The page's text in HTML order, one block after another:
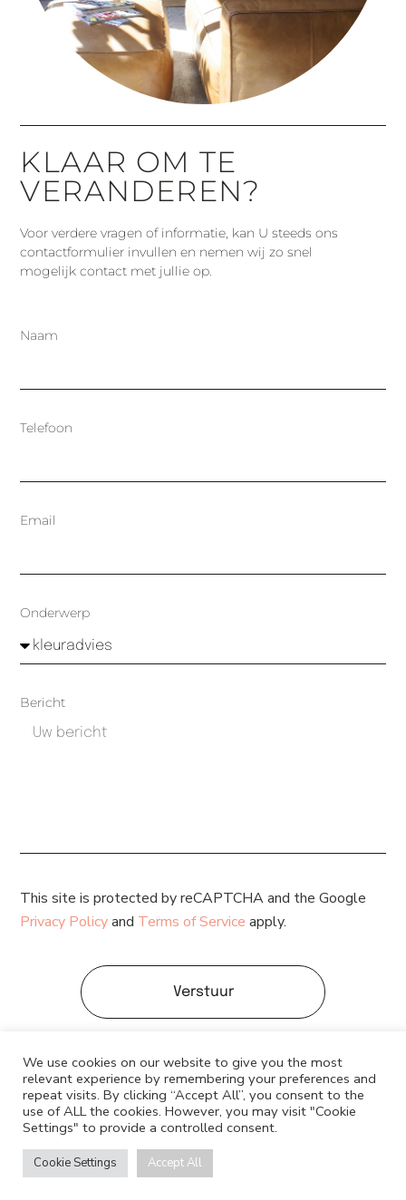
URBAN
STIJL
KLAAR OM TE
VERANDEREN?
Voor verdere vragen of informatie, kan U steeds ons
contactformulier invullen en nemen wij zo snel
mogelijk contact met jullie op.
Naam
Telefoon
Email
Onderwerp
Bericht
This site is protected by reCAPTCHA and the Google
Privacy Policyand Terms of Service apply.
Verstuur
© JPSinterior 2022 - All Rights Reserved - Algemene voorwaarden
We use cookies on our website to give you the most
relevant experience by remembering your preferences and
repeat visits. By clicking “Accept All”, you consent to the
use of ALL the cookies. However, you may visit "Cookie
Settings" to provide a controlled consent.
Cookie Settings Accept All